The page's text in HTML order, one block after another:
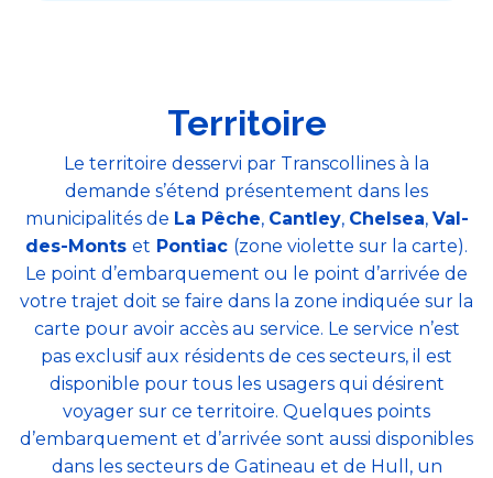
Territoire
Le territoire desservi par Transcollines à la
demande s’étend présentement dans les
municipalités de La Pêche, Cantley, Chelsea, Val-
des-Monts et Pontiac (zone violette sur la carte).
Le point d’embarquement ou le point d’arrivée de
votre trajet doit se faire dans la zone indiquée sur la
carte pour avoir accès au service. Le service n’est
pas exclusif aux résidents de ces secteurs, il est
disponible pour tous les usagers qui désirent
voyager sur ce territoire. Quelques points
d’embarquement et d’arrivée sont aussi disponibles
dans les secteurs de Gatineau et de Hull, un